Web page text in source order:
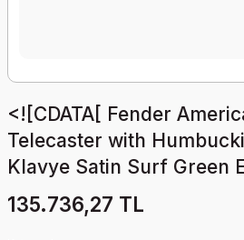
<![CDATA[ Fender
Telecaster with
Klavye Satin Surf Green
135.736,27 TL